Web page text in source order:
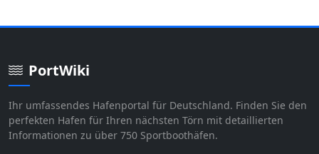
PortWiki
Ihr umfassendes Hafenportal für Deutschland. Finden Sie den
perfekten Hafen für Ihren nächsten Törn mit detaillierten
Informationen zu über 750 Sportboothäfen.